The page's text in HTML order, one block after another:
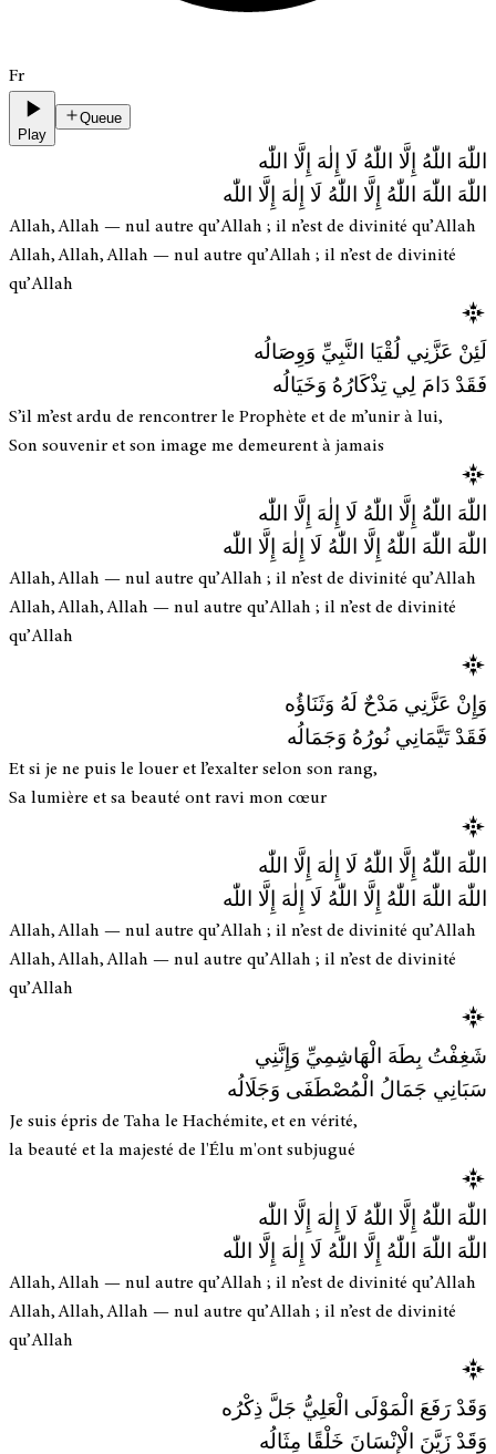
Fr
Play
Queue
اللّٰهَ اللّٰهُ إِلَّا اللّٰهُ لَا إِلٰهَ إِلَّا اللّٰه
اللّٰهَ اللّٰهَ اللّٰهُ إِلَّا اللّٰهُ لَا إِلٰهَ إِلَّا اللّٰه
Allah, Allah — nul autre qu’Allah ; il n’est de divinité qu’Allah
Allah, Allah, Allah — nul autre qu’Allah ; il n’est de divinité
qu’Allah
لَئِنْ عَزَّنِي لُقْيَا النَّبِيِّ وَوِصَالُه
فَقَدْ دَامَ لِي تِذْكَارُهُ وَخَيَالُه
S’il m’est ardu de rencontrer le Prophète et de m’unir à lui,
Son souvenir et son image me demeurent à jamais
اللّٰهَ اللّٰهُ إِلَّا اللّٰهُ لَا إِلٰهَ إِلَّا اللّٰه
اللّٰهَ اللّٰهَ اللّٰهُ إِلَّا اللّٰهُ لَا إِلٰهَ إِلَّا اللّٰه
Allah, Allah — nul autre qu’Allah ; il n’est de divinité qu’Allah
Allah, Allah, Allah — nul autre qu’Allah ; il n’est de divinité
qu’Allah
وَإِنْ عَزَّنِي مَدْحٌ لَهُ وَثَنَاؤُه
فَقَدْ تَيَّمَانِي نُورُهُ وَجَمَالُه
Et si je ne puis le louer et l’exalter selon son rang,
Sa lumière et sa beauté ont ravi mon cœur
اللّٰهَ اللّٰهُ إِلَّا اللّٰهُ لَا إِلٰهَ إِلَّا اللّٰه
اللّٰهَ اللّٰهَ اللّٰهُ إِلَّا اللّٰهُ لَا إِلٰهَ إِلَّا اللّٰه
Allah, Allah — nul autre qu’Allah ; il n’est de divinité qu’Allah
Allah, Allah, Allah — nul autre qu’Allah ; il n’est de divinité
qu’Allah
شَغِفْتُ بِطَهَ الْهَاشِمِيِّ وَإِنَّنِي
سَبَانِي جَمَالُ الْمُصْطَفَى وَجَلَالُه
Je suis épris de Taha le Hachémite, et en vérité,
la beauté et la majesté de l'Élu m'ont subjugué
اللّٰهَ اللّٰهُ إِلَّا اللّٰهُ لَا إِلٰهَ إِلَّا اللّٰه
اللّٰهَ اللّٰهَ اللّٰهُ إِلَّا اللّٰهُ لَا إِلٰهَ إِلَّا اللّٰه
Allah, Allah — nul autre qu’Allah ; il n’est de divinité qu’Allah
Allah, Allah, Allah — nul autre qu’Allah ; il n’est de divinité
qu’Allah
وَقَدْ رَفَعَ الْمَوْلَى الْعَلِيُّ جَلَّ ذِكْرُه
وَقَدْ زَيَّنَ الْإِنْسَانَ خَلْقًا مِثَالُه